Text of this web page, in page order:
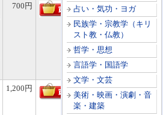
占い・気功・ヨガ
民族学・宗教学（キリ
スト教・仏教）
哲学・思想
言語学・国語学
文学・文芸
美術・映画・演劇・音
楽・建築
700円
1,200円